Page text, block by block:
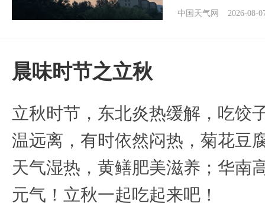
中国天气网 2026-08-
晨味时节之立秋
立秋时节，东北炎热缓解，吃饺
温远离，有时依然闷热，菊花豆
天气湿热，黄鳝肥美滋养；华南
元气！立秋一起吃起来吧！